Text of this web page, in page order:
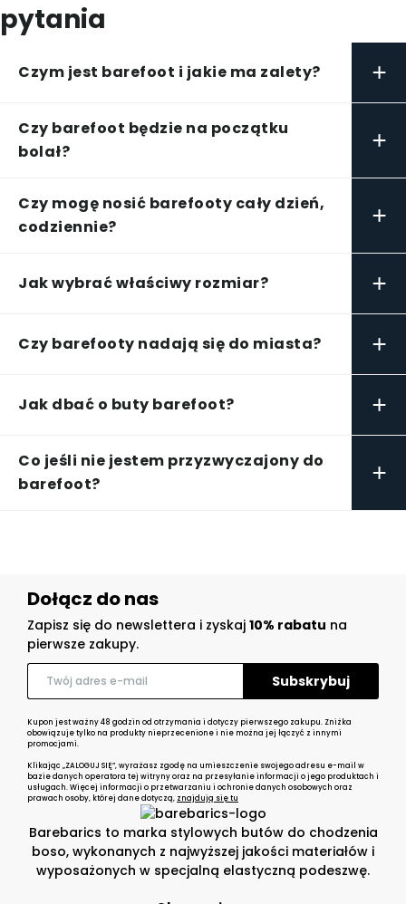
pytania
Czym jest barefoot i jakie ma zalety? +
Czy barefoot będzie na początku
bolał?
+
Czy mogę nosić barefooty cały dzień,
codziennie?
+
Jak wybrać właściwy rozmiar? +
Czy barefooty nadają się do miasta? +
Jak dbać o buty barefoot? +
Co jeśli nie jestem przyzwyczajony do
barefoot?
+
Barebarics to marka stylowych butów do chodzenia
boso, wykonanych z najwyższej jakości materiałów i
wyposażonych w specjalną elastyczną podeszwę.
Dołącz do nas
Zapisz się do newslettera i zyskaj 10% rabatu na
pierwsze zakupy.
Kupon jest ważny 48 godzin od otrzymania i dotyczy pierwszego zakupu. Zniżka
obowiązuje tylko na produkty nieprzecenione i nie można jej łączyć z innymi
promocjami.
Klikając „ZALOGUJ SIĘ”, wyrażasz zgodę na umieszczenie swojego adresu e-mail w
bazie danych operatora tej witryny oraz na przesyłanie informacji o jego produktach i
usługach. Więcej informacji o przetwarzaniu i ochronie danych osobowych oraz
prawach osoby, której dane dotyczą, znajdują się tu